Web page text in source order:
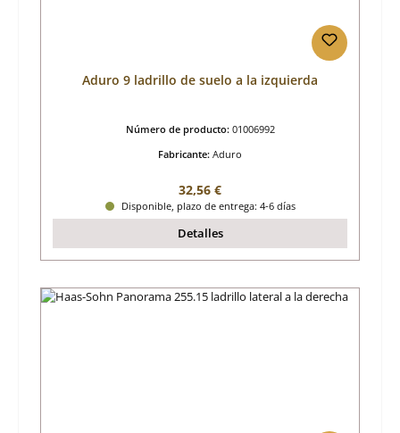
Aduro 9 ladrillo de suelo a la izquierda
Número de producto: 01006992
Fabricante: Aduro
Precio normal:
32,56 €
Disponible, plazo de entrega: 4-6 días
Detalles